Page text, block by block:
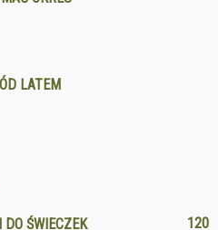
LATEM
ŚWIECZEK
120